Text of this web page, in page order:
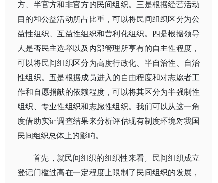
方、半官方和非官方的民间组织。三是根据经营活动
目的和公益活动所占比重，可以将民间组织区分为公
益性组织、互益性组织和营利化组织。四是根据领导
人是否民主选举以及内部管理所享有的自主性程度，
可以将民间组织区分为高度行政化、半自治性、自治
性组织。五是根据成员进入的自由程度和对志愿者工
作和自愿捐献的依赖程度，可以将其区分为半强制性
组织、专业性组织和志愿性组织。我们可以从这一角
度借助实证调查结果来分析评估现有制度环境对我国
民间组织总体上的影响。
首先，就民间组织的组织性来看。民间组织成立
登记门槛过高在一定程度上限制了民间组织的发展，